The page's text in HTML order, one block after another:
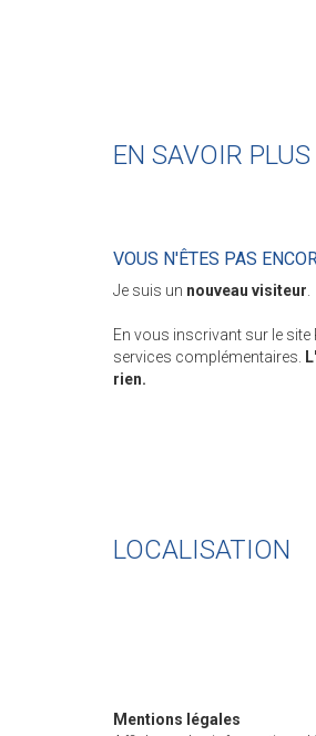
EN SAVOIR PLUS
VOUS N'ÊTES PAS
Je suis un nouveau visiteur.
En vous inscrivant sur le site
services complémentaires.
rien.
LOCALISATION
Mentions légales